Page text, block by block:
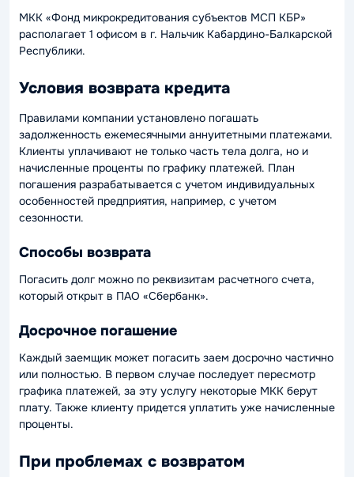
МКК «Фонд микрокредитования субъектов МСП КБР»
располагает 1 офисом в г. Нальчик Кабардино-Балкарской
Республики.
Условия возврата кредита
Правилами компании установлено погашать
задолженность ежемесячными аннуитетными платежами.
Клиенты уплачивают не только часть тела долга, но и
начисленные проценты по графику платежей. План
погашения разрабатывается с учетом индивидуальных
особенностей предприятия, например, с учетом
сезонности.
Способы возврата
Погасить долг можно по реквизитам расчетного счета,
который открыт в ПАО «Сбербанк».
Досрочное погашение
Каждый заемщик может погасить заем досрочно частично
или полностью. В первом случае последует пересмотр
графика платежей, за эту услугу некоторые МКК берут
плату. Также клиенту придется уплатить уже начисленные
проценты.
При проблемах с возвратом